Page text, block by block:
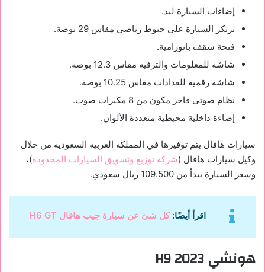
إضاءات السيارة ليد.
ترتكز السيارة على جنوط رياضي مقاس 29 بوصة.
فتحة سقف بانورامية.
شاشة للمعلومات والترفيه مقاس 12.3 بوصة.
شاشة رقمية للعدادات مقاس 10.25 بوصة.
نظام صوتي فاخر مكون من 8 مكبرات صوت.
إضاءة داخلية محيطية متعددة الألوان.
سيارات هافال يتم توفيرها في المملكة العربية السعودية من خلال
وكيل سيارات هافال (شركة توزيع وتسويق السيارات المحدودة)،
وسعر السيارة يبدأ من 109.500 ريال سعودي.
اقرأ أيضًا:كل شئ عن سيارة جيب هافال H6 GT
هونشي H9 2023